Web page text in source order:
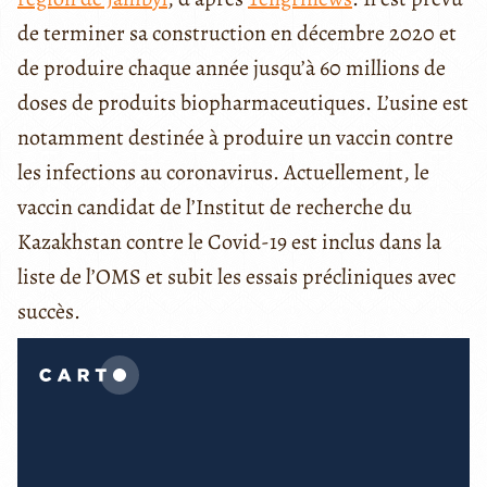
de terminer sa construction en décembre 2020 et
de produire chaque année jusqu’à 60 millions de
doses de produits biopharmaceutiques. L’usine est
notamment destinée à produire un vaccin contre
les infections au coronavirus. Actuellement, le
vaccin candidat de l’Institut de recherche du
Kazakhstan contre le Covid-19 est inclus dans la
liste de l’OMS et subit les essais précliniques avec
succès.